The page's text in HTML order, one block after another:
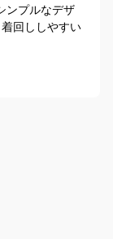
ンプルなデザ
回ししやすい